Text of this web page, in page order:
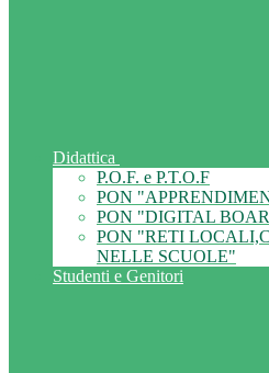
Didattica
P.O.F. e P.T.O.F
PON
PON "DIGITAL
PON "RETI
NELLE SCUOLE"
Studenti e Genitori